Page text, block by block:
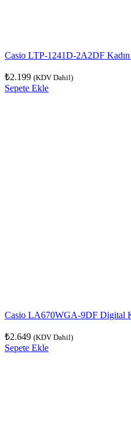
Casio LTP-1241D-2A2DF
₺2.199 (KDV Dahil)
Sepete Ekle
Casio LA670WGA-9DF Digital
₺2.649 (KDV Dahil)
Sepete Ekle